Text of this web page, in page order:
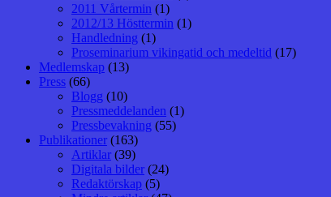
2011 Vårtermin (1)
2012/13 Hösttermin (1)
Handledning (1)
Proseminarium vikingatid och medeltid (17)
Medlemskap (13)
Press (66)
Blogg (10)
Pressmeddelanden (1)
Pressbevakning (55)
Publikationer (163)
Artiklar (39)
Digitala bilder (24)
Redaktörskap (5)